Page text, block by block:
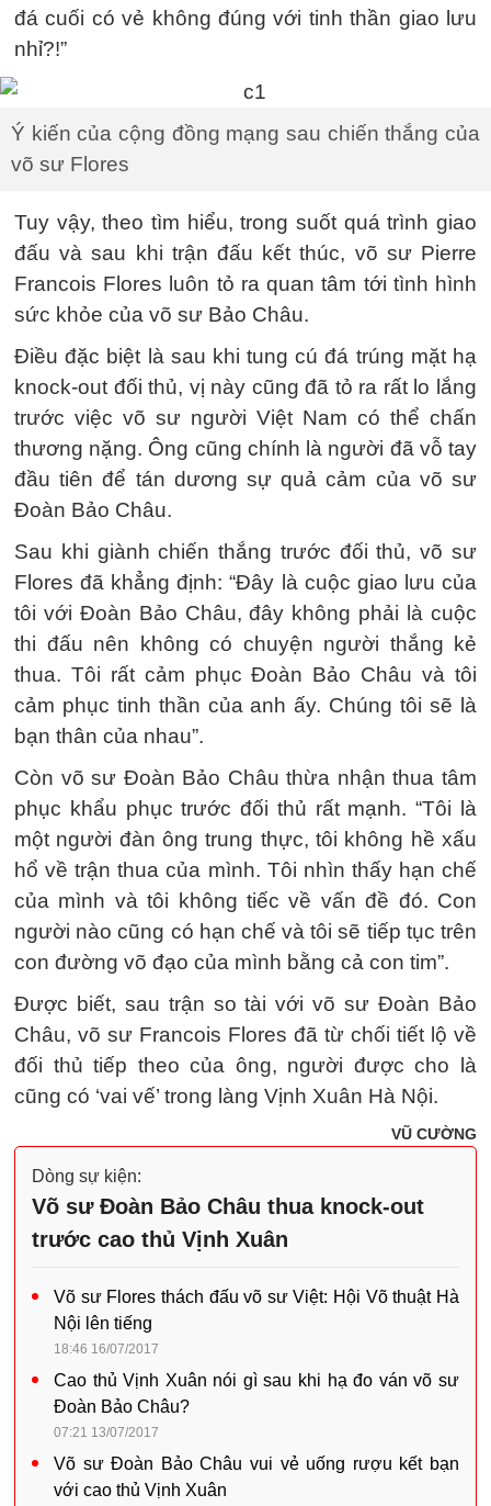
đá cuối có vẻ không đúng với tinh thần giao lưu
nhỉ?!”
Ý kiến của cộng đồng mạng sau chiến thắng của
võ sư Flores
Tuy vậy, theo tìm hiểu, trong suốt quá trình giao
đấu và sau khi trận đấu kết thúc, võ sư Pierre
Francois Flores luôn tỏ ra quan tâm tới tình hình
sức khỏe của võ sư Bảo Châu.
Điều đặc biệt là sau khi tung cú đá trúng mặt hạ
knock-out đối thủ, vị này cũng đã tỏ ra rất lo lắng
trước việc võ sư người Việt Nam có thể chấn
thương nặng. Ông cũng chính là người đã vỗ tay
đầu tiên để tán dương sự quả cảm của võ sư
Đoàn Bảo Châu.
Sau khi giành chiến thắng trước đối thủ, võ sư
Flores đã khẳng định: “Đây là cuộc giao lưu của
tôi với Đoàn Bảo Châu, đây không phải là cuộc
thi đấu nên không có chuyện người thắng kẻ
thua. Tôi rất cảm phục Đoàn Bảo Châu và tôi
cảm phục tinh thần của anh ấy. Chúng tôi sẽ là
bạn thân của nhau”.
Còn võ sư Đoàn Bảo Châu thừa nhận thua tâm
phục khẩu phục trước đối thủ rất mạnh. “Tôi là
một người đàn ông trung thực, tôi không hề xấu
hổ về trận thua của mình. Tôi nhìn thấy hạn chế
của mình và tôi không tiếc về vấn đề đó. Con
người nào cũng có hạn chế và tôi sẽ tiếp tục trên
con đường võ đạo của mình bằng cả con tim”.
Được biết, sau trận so tài với võ sư Đoàn Bảo
Châu, võ sư Francois Flores đã từ chối tiết lộ về
đối thủ tiếp theo của ông, người được cho là
cũng có ‘vai vế’ trong làng Vịnh Xuân Hà Nội.
VŨ CƯỜNG
Dòng sự kiện:
Võ sư Đoàn Bảo Châu thua knock-out
trước cao thủ Vịnh Xuân
Võ sư Flores thách đấu võ sư Việt: Hội Võ thuật Hà
Nội lên tiếng
18:46 16/07/2017
Cao thủ Vịnh Xuân nói gì sau khi hạ đo ván võ sư
Đoàn Bảo Châu?
07:21 13/07/2017
Võ sư Đoàn Bảo Châu vui vẻ uống rượu kết bạn
với cao thủ Vịnh Xuân